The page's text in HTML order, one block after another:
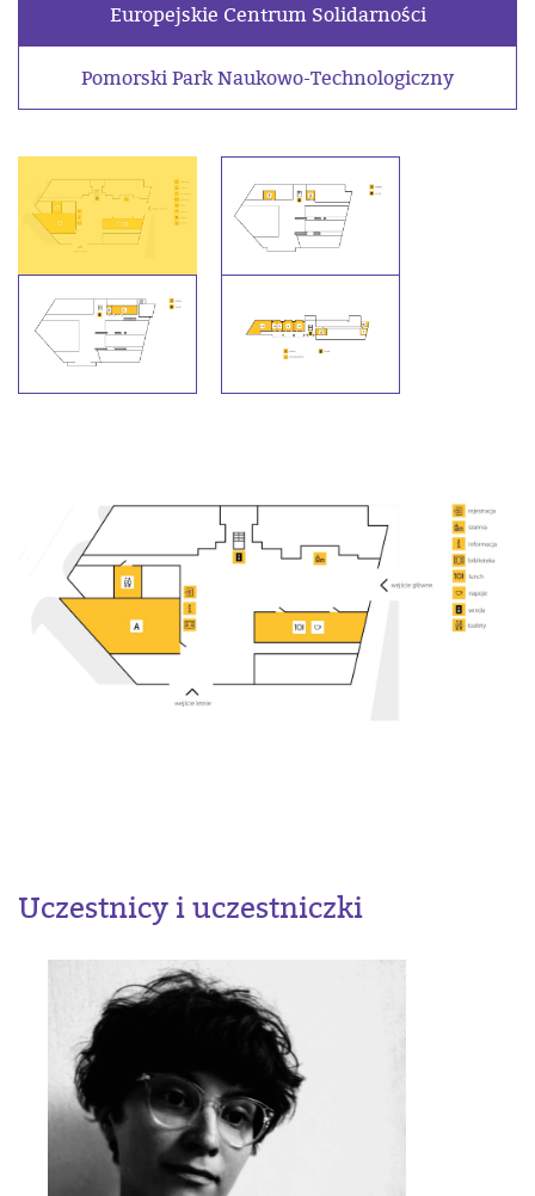
Europejskie Centrum Solidarności
Pomorski Park Naukowo-Technologiczny
Uczestnicy i uczestniczki